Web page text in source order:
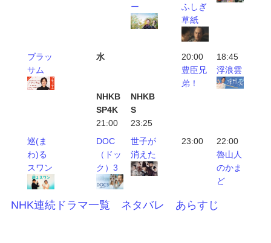
ー
ふしぎ
草紙
ブラッ
サム
水
NHKB
SP4K
21:00
NHKB
S
23:25
20:00
豊臣兄
弟！
18:45
浮浪雲
巡(ま
わ)る
スワン
DOC
（ドッ
ク）3
世子が
消えた
23:00
22:00
魯山人
のかま
ど
NHK連続ドラマ一覧 ネタバレ あらすじ